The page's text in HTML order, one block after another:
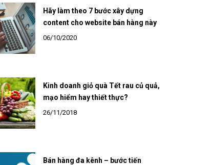
Hãy làm theo 7 bước xây dựng
Kinh doanh giỏ quà Tết rau củ quả,